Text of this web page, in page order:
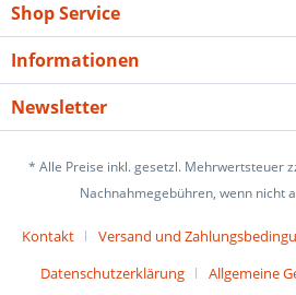
Shop Service
Informationen
Newsletter
* Alle Preise inkl. gesetzl. Mehrwertsteuer
Nachnahmegebühren, wenn nicht
Kontakt Versand und
Datenschutzerklärung
Allgemeine